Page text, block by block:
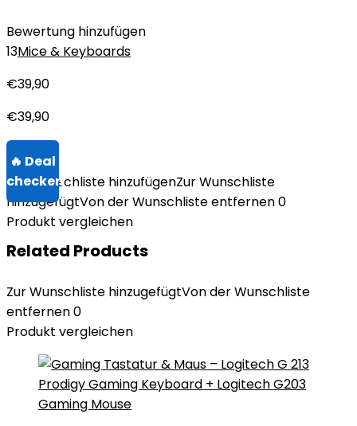
Bewertung hinzufügen
13Mice & Keyboards
€39,90
€39,90
Zur Wunschliste hinzufügenZur Wunschliste
hinzugefügtVon der Wunschliste entfernen0
Produkt vergleichen
Related Products
Zur Wunschliste hinzugefügtVon der Wunschliste
entfernen0
Produkt vergleichen